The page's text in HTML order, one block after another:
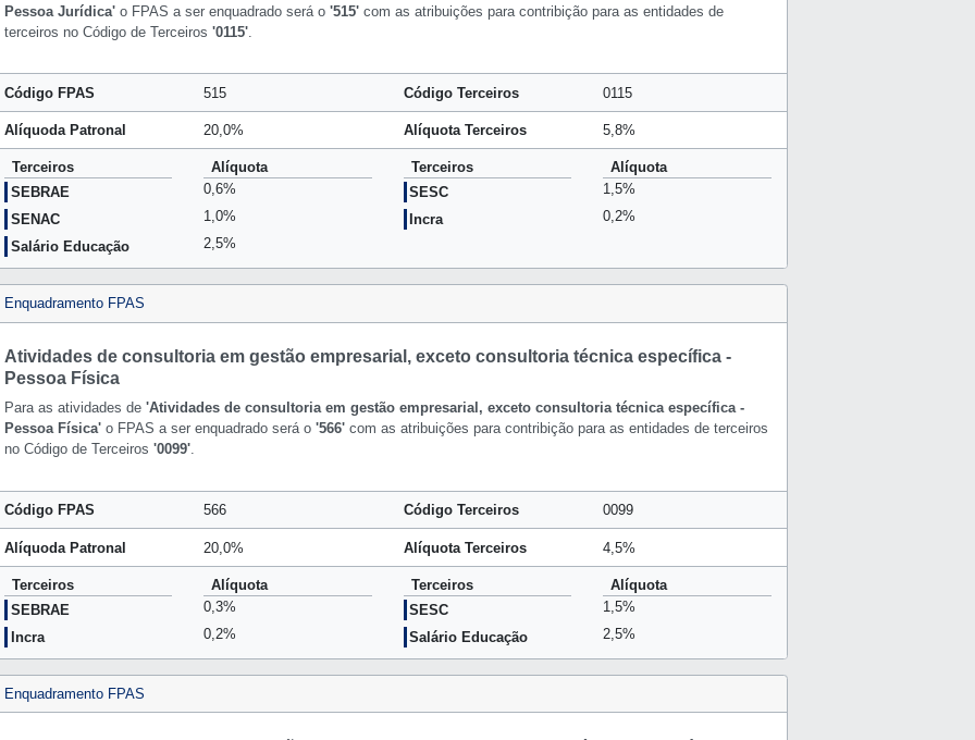
Pessoa Jurídica'o FPAS a ser enquadrado será o '515'com as atribuições para contribição para as entidades de
terceiros no Código de Terceiros '0115'.
Código FPAS 515 Código Terceiros 0115
Alíquoda Patronal 20,0% Alíquota Terceiros 5,8%
Terceiros Alíquota Terceiros
Alíquota
SEBRAE
0,6% SESC
1,5%
SENAC
1,0% Incra
0,2%
Salário Educação
2,5%
Enquadramento FPAS
Atividades de consultoria em gestão empresarial, exceto consultoria técnica específica -
Pessoa Física
Para as atividades de 'Atividades de consultoria em gestão empresarial, exceto consultoria técnica específica -
Pessoa Física'o FPAS a ser enquadrado será o '566'com as atribuições para contribição para as entidades de terceiros
no Código de Terceiros '0099'.
Código FPAS 566 Código Terceiros 0099
Alíquoda Patronal 20,0% Alíquota Terceiros 4,5%
Terceiros Alíquota Terceiros
Alíquota
SEBRAE
0,3% SESC
1,5%
Incra
0,2% Salário Educação 2,5%
Enquadramento FPAS